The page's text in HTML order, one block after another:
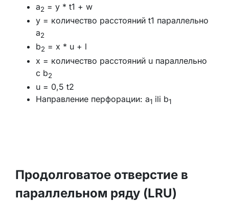
a2 = y * t1 + w
y = количество расстояний t1 параллельно
a2
b2 = x * u + l
x = количество расстояний u параллельно
с b2
u = 0,5 t2
Направление перфорации: a1 ili b1
Продолговатое отверстие в
параллельном ряду (LRU)